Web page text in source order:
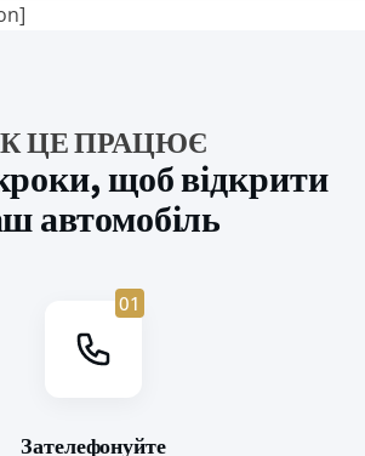
ЦЕ ПРАЦЮЄ
щоб відкрити
автомобіль
01
Зателефонуйте